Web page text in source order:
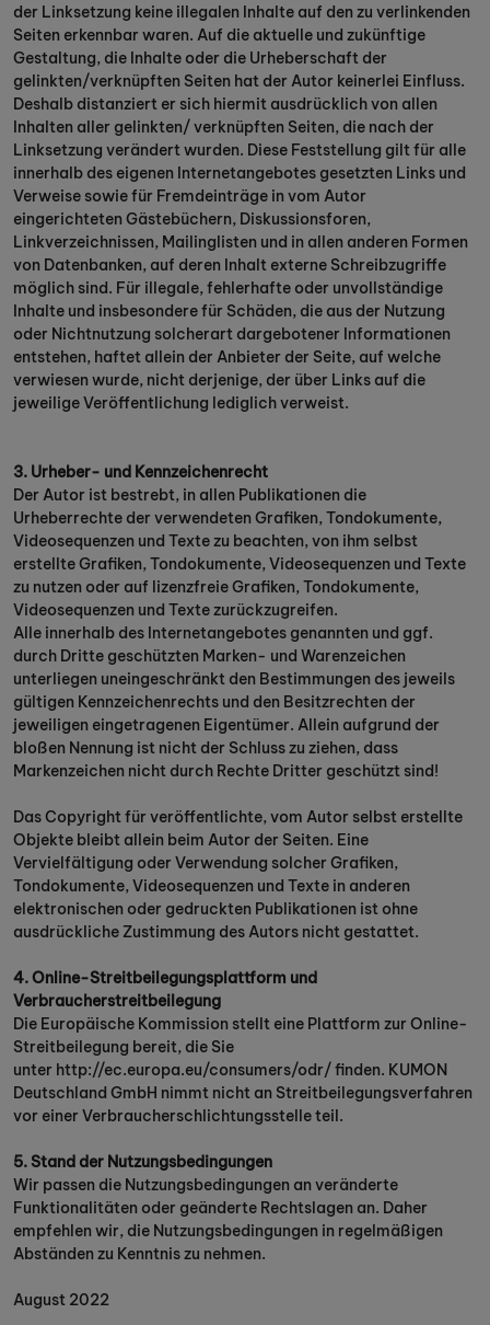
der Linksetzung keine illegalen Inhalte auf den zu verlinkenden
Seiten erkennbar waren. Auf die aktuelle und zukünftige
Gestaltung, die Inhalte oder die Urheberschaft der
gelinkten/verknüpften Seiten hat der Autor keinerlei Einfluss.
Deshalb distanziert er sich hiermit ausdrücklich von allen
Inhalten aller gelinkten/ verknüpften Seiten, die nach der
Linksetzung verändert wurden. Diese Feststellung gilt für alle
innerhalb des eigenen Internetangebotes gesetzten Links und
Verweise sowie für Fremdeinträge in vom Autor
eingerichteten Gästebüchern, Diskussionsforen,
Linkverzeichnissen, Mailinglisten und in allen anderen Formen
von Datenbanken, auf deren Inhalt externe Schreibzugriffe
möglich sind. Für illegale, fehlerhafte oder unvollständige
Inhalte und insbesondere für Schäden, die aus der Nutzung
oder Nichtnutzung solcherart dargebotener Informationen
entstehen, haftet allein der Anbieter der Seite, auf welche
verwiesen wurde, nicht derjenige, der über Links auf die
jeweilige Veröffentlichung lediglich verweist.
3. Urheber- und Kennzeichenrecht
Der Autor ist bestrebt, in allen Publikationen die
Urheberrechte der verwendeten Grafiken, Tondokumente,
Videosequenzen und Texte zu beachten, von ihm selbst
erstellte Grafiken, Tondokumente, Videosequenzen und Texte
zu nutzen oder auf lizenzfreie Grafiken, Tondokumente,
Videosequenzen und Texte zurückzugreifen.
Alle innerhalb des Internetangebotes genannten und ggf.
durch Dritte geschützten Marken- und Warenzeichen
unterliegen uneingeschränkt den Bestimmungen des jeweils
gültigen Kennzeichenrechts und den Besitzrechten der
jeweiligen eingetragenen Eigentümer. Allein aufgrund der
bloßen Nennung ist nicht der Schluss zu ziehen, dass
Markenzeichen nicht durch Rechte Dritter geschützt sind!
Das Copyright für veröffentlichte, vom Autor selbst erstellte
Objekte bleibt allein beim Autor der Seiten. Eine
Vervielfältigung oder Verwendung solcher Grafiken,
Tondokumente, Videosequenzen und Texte in anderen
elektronischen oder gedruckten Publikationen ist ohne
ausdrückliche Zustimmung des Autors nicht gestattet.
4. Online-Streitbeilegungsplattform und
Verbraucherstreitbeilegung
Die Europäische Kommission stellt eine Plattform zur Online-
Streitbeilegung bereit, die Sie
unter http://ec.europa.eu/consumers/odr/ finden. KUMON
Deutschland GmbH nimmt nicht an Streitbeilegungsverfahren
vor einer Verbraucherschlichtungsstelle teil.
5. Stand der Nutzungsbedingungen
Wir passen die Nutzungsbedingungen an veränderte
Funktionalitäten oder geänderte Rechtslagen an. Daher
empfehlen wir, die Nutzungsbedingungen in regelmäßigen
Abständen zu Kenntnis zu nehmen.
August 2022